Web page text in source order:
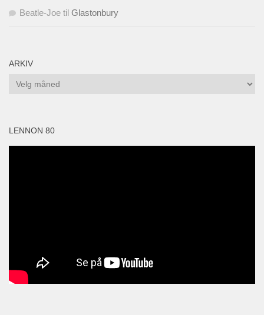
Beatle-Joe til Glastonbury
ARKIV
Arkiv
LENNON 80